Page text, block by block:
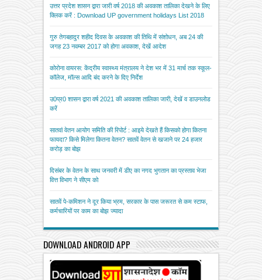
उत्तर प्रदेश शासन द्वारा जारी वर्ष 2018 की अवकाश तालिका देखने के लिए
क्लिक करें : Download UP government holidays List 2018
गुरु तेगबहादुर शहीद दिवस के अवकाश की तिथि में संशोधन, अब 24 की
जगह 23 नवम्बर 2017 को होगा अवकाश, देखें आदेश
कोरोना वायरस: केंद्रीय स्वास्थ्य मंत्रालय ने देश भर में 31 मार्च तक स्कूल-
कॉलेज, मॉल्स आदि बंद करने के दिए निर्देश
उ0प्र0 शासन द्वारा वर्ष 2021 की अवकाश तालिका जारी, देखें व डाउनलोड
करें
सातवां वेतन आयोग समिति की रिपोर्ट : आइये देखते हैं किसको होगा कितना
फायदा? किसे मिलेगा कितना वेतन? सातवें वेतन से खजाने पर 24 हजार
करोड़ का बोझ
दिसंबर के वेतन के साथ जनवरी में डीए का नगद भुगतान का प्रस्ताव भेजा
वित्त विभाग ने सीएम को
सातवें पे-कमिशन ने दूर किया भ्रम, सरकार के पास जरूरत से कम स्टाफ,
कर्मचारियों पर काम का बोझ ज्यादा
DOWNLOAD ANDROID APP